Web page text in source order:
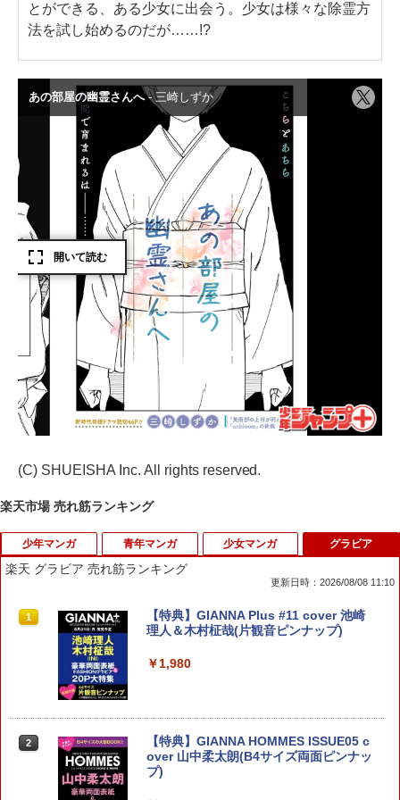
とができる、ある少女に出会う。少女は様々な除霊方
法を試し始めるのだが……!?
(C) SHUEISHA Inc. All rights reserved.
楽天市場 売れ筋ランキング
少年マンガ
1 【送料無料】おじさまと猫 16／桜井海
2
杉雪カコと見たい明日 4 （少年チャン
ピオン・コミックス） [ ノッツ ]
青年マンガ
1
[新品]陰の実力者になりたくて! しゃどー
がいでん (1-6巻 全巻) 全巻セット
￥4,488
2
ちいかわ なんか小さくてかわいいやつ
（1） 【電子書籍】[ ナガノ ]
少女マンガ
1
七つ屋志のぶの宝石匣（24） 【電子書
籍】[ 二ノ宮知子 ]
￥594
2
七つ屋志のぶの宝石匣（23） 【電子書
籍】[ 二ノ宮知子 ]
グラビア
楽天 グラビア 売れ筋ランキング
更新日時：2026/08/08 11:10
1
【特典】GIANNA Plus #11 cover 池崎
理人＆木村柾哉(片観音ピンナップ)
￥1,980
2
【特典】GIANNA HOMMES ISSUE05 c
over 山中柔太朗(B4サイズ両面ピンナッ
プ)